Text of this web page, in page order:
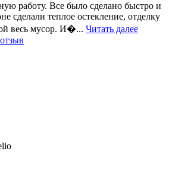
работу. Все было сделано быстро и
сделали теплое остекление, отделку
весь мусор. И�... Читать далее